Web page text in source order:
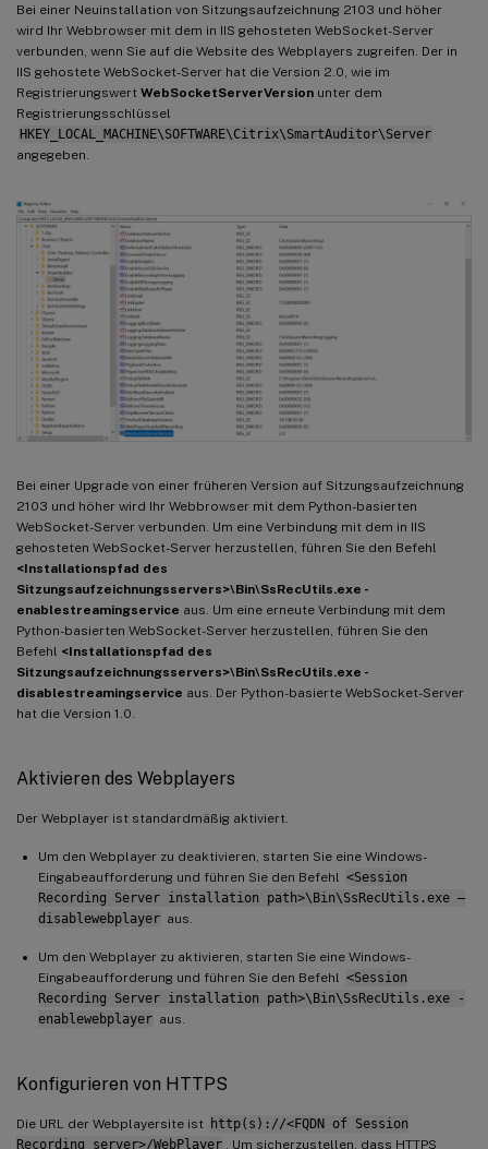
Bei einer Neuinstallation von Sitzungsaufzeichnung 2103 und höher
wird Ihr Webbrowser mit dem in IIS gehosteten WebSocket-Server
verbunden, wenn Sie auf die Website des Webplayers zugreifen. Der in
IIS gehostete WebSocket-Server hat die Version 2.0, wie im
Registrierungswert WebSocketServerVersion unter dem
Registrierungsschlüssel
HKEY_LOCAL_MACHINE\SOFTWARE\Citrix\SmartAuditor\Server
angegeben.
Bei einer Upgrade von einer früheren Version auf Sitzungsaufzeichnung
2103 und höher wird Ihr Webbrowser mit dem Python-basierten
WebSocket-Server verbunden. Um eine Verbindung mit dem in IIS
gehosteten WebSocket-Server herzustellen, führen Sie den Befehl
<Installationspfad des
Sitzungsaufzeichnungsservers>\Bin\SsRecUtils.exe -
enablestreamingservice aus. Um eine erneute Verbindung mit dem
Python-basierten WebSocket-Server herzustellen, führen Sie den
Befehl <Installationspfad des
Sitzungsaufzeichnungsservers>\Bin\SsRecUtils.exe -
disablestreamingservice aus. Der Python-basierte WebSocket-Server
hat die Version 1.0.
Aktivieren des Webplayers
Der Webplayer ist standardmäßig aktiviert.
Um den Webplayer zu deaktivieren, starten Sie eine Windows-
Eingabeaufforderung und führen Sie den Befehl <Session
Recording Server installation path>\Bin\SsRecUtils.exe –
disablewebplayer aus.
Um den Webplayer zu aktivieren, starten Sie eine Windows-
Eingabeaufforderung und führen Sie den Befehl <Session
Recording Server installation path>\Bin\SsRecUtils.exe -
enablewebplayer aus.
Konfigurieren von HTTPS
Die URL der Webplayersite ist http(s)://<FQDN of Session
Recording server>/WebPlayer . Um sicherzustellen, dass HTTPS